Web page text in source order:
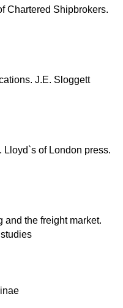
Chartered Shipbrokers.
J.E. Sloggett
of London press.
and the freight market.